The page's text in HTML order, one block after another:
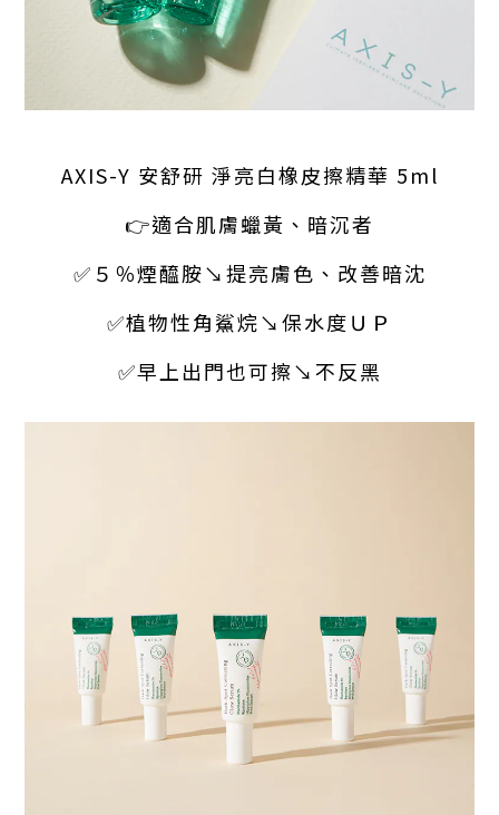
AXIS-Y 安舒研 淨亮白橡皮擦精華 5ml
👉適合肌膚蠟黃、暗沉者
✅５％煙醯胺↘提亮膚色、改善暗沈
✅植物性角鯊烷↘保水度ＵＰ
✅早上出門也可擦↘不反黑